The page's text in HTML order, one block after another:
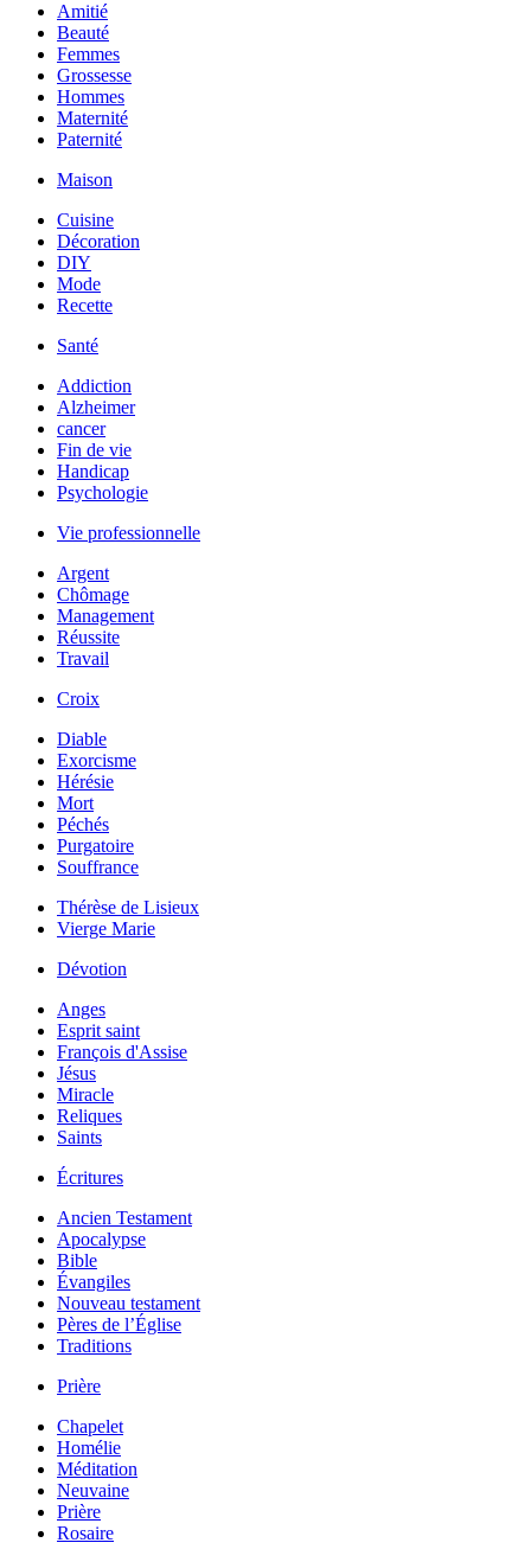
Amitié
Beauté
Femmes
Grossesse
Hommes
Maternité
Paternité
Maison
Cuisine
Décoration
DIY
Mode
Recette
Santé
Addiction
Alzheimer
cancer
Fin de vie
Handicap
Psychologie
Vie professionnelle
Argent
Chômage
Management
Réussite
Travail
Croix
Diable
Exorcisme
Hérésie
Mort
Péchés
Purgatoire
Souffrance
Thérèse de Lisieux
Vierge Marie
Dévotion
Anges
Esprit saint
François d'Assise
Jésus
Miracle
Reliques
Saints
Écritures
Ancien Testament
Apocalypse
Bible
Évangiles
Nouveau testament
Pères de l’Église
Traditions
Prière
Chapelet
Homélie
Méditation
Neuvaine
Prière
Rosaire